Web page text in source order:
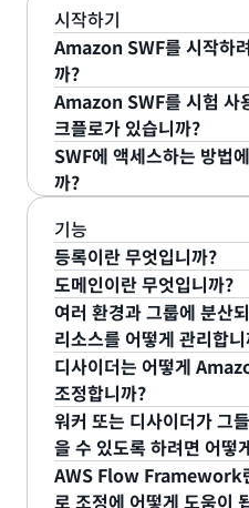
Framework를 사용하면
밍을 통해 애플리케이션
Amazon SWF는 프로그
애플리케이션의 리소스
이 가능하다는 장점이 있습
다.
여러 워커 간의 애플리케
다양한 프로그래밍 언어
작성할 수 있습니다. 이렇
하여 애플리케이션을 제어
니라, 각각을 독립적으로
트할 수 있으므로 유연성
에 배포하거나 기업 방화
도록 선택할 수 있습니다.
어 있으므로, 비즈니스 로
고 애플리케이션을 새로
게 업데이트할 수 있습니
변경함으로써 간단하게
너뛰거나, 다시 시도하고
을 만들 수 있습니다.
워커와 디사이더를 구현
계 실행 및 조정과 관련한
애플리케이션의 실행
실행 중인 단계 정보
합니다. 사용자는 실
이터베이스, 사용자
션 등을 사용할 필요가
애플리케이션 구성 요
며 관리합니다.
징 프로토콜을 사용자
나 중복을 걱정할 필요
애플리케이션에서 단
있습니다. 조정 로직
어 있을 필요가 없으
화될 수 있습니다.
레거시 시스템 및 타
다양한 프로그램과 구
통합할 수 있습니다.
케이션 구성 요소를
지 유연하게 결정할
시스템의 문제에 부딪히
작업은 한 번만 할당되고
발생해도 작업의 결과가
합니다. Amazon SWF를
된 애플리케이션 로직(예:
법)에 집중할 수 있습니다.
기존의 워크플로 제품 중
습득하고 비싼 데이터베
업 실행을 제어해야만 하
는 복잡한 애플리케이션
부족하므로 변경을 반영
니다. 이와 반대로, 클라
SWF는 일반 프로그래밍
발자가 어디에서든 작업
Amazon SWF는 분산 애
게 결합된 모델을 채택함
게 적용할 수 있습니다.
나 시스템의 방화벽 뒤에
Amazon SWF는 워커와
중개합니다. 이를 통해 디
계속해서 지켜보면서 새
수 있습니다. 이와 동시
저장하고 실행 가능 작업
행 상황을 모니터링합니
복 없이 한 번만 이루어지
Amazon SWF은 애플리
유지하고 있으므로 워커
추적할 필요가 없습니다.
립적으로 실행될 수 있으
니다. Amazon SWF를
발하는 단계에 대한 자세
부 정보 페이지의 기능 섹
여러 개의 워크플로를
행할 수 있습니다. 각 실
행이라고 합니다. 실행을
프로그래밍 구문으로 표
을 실행할 때, AWS
Amazon SWF를 호출하
고 있는 실행 기록을 사용
를 추적하며, 개발자가 작
에 호출합니다. AWS
Amazon SWF에 액세스
프레임워크를 제공함으
조화된 비동기 상호 작용
작성할 수 있습니다. 자세
Framework란 무엇입니
SQS)는 메시지가 애
비스 사이를 이동하는
안정적이고 확장성이
제공합니다. Amazon
리케이션 구성 요소
이들 구성 요소를 분
Amazon Simple
SWF)는 분산된 애플
게 작업을 조정할 수
다.
Amazon SQS와
음과 같습니다.
Amazon SWF API 동
Amazon SQS API 동
Amazon SWF는 애플
벤트를 추적합니다.
애플리케이션이 여러
배치성 프로세스 등에 사
가지 예입니다.
사용 사례 1: Amazon
하여 동영상 인코딩. 이
여러 개의 청크로 나누어
다. 이 청크의 업로드를
된 청크는 Amazon EC2
인코딩됩니다. 인코딩된
치에 저장됩니다. 이러한
딩되면, 인코딩된 청크를
파일을 만들고 그대로
나 이상의 청크에 인코딩
세스 도중에 장애가 발생
는 탐지되고 처리되어야
Amazon SWF에서는 전
워크플로로 구축하고 각
플로 실행으로 취급합니
예. Amazon의 개발자는
한 프로젝트에 사용하고
크플로를 실행합니다. 주요
Amazon.com과 AWS 웹
주요 비즈니스 프로세스,
API 구현, 운영 의사 결
사용자를 위한 콘텐츠(웹
서 등) 관리를 들 수 있습
시작하기
Amazon SWF를 시작하
까?
Amazon SWF에 로그인
정보 페이지로 이동한 후
니다. Amazon Web
정을 만들라는 메시지가
Management Console
Amazon SWF에서 간단
션을 실행하는 단계를 연
한 서비스 기능을 익힐 수
Framework 샘플을 다운
케이션에서 Amazon
Amazon SWF 설명서를
Amazon SWF를 시험 사
크플로가 있습니까?
예. Amazon SWF를 처음
Management Console
입니다. 이 연습에서는 도
디사이더 배포, 워크플로
고 있습니다. 이 연습에서
용 코드를 다운로드하여
수 있으며 이 코드를 수정
션을 만들 수도 있습니다.
Framework 샘플도 다운
플에서는 Amazon SWF
처리, Cron 작업 및 애플
한 사용 사례를 통해 소개
어 있으므로, Amazon
SWF에 액세스하는 방법
까?
다음의 여러 가지 방법으
니다.
Java, Ruby, .NET 및
Java용 AWS Flow
SDK에 포함)
Amazon SWF 웹 서비
AWS Management
기능
등록이란 무엇입니까?
등록은 일회성 단계로 워
대해 수행합니다. 프로그
SWF Management
습니다. 등록 시 각 활동
한 유형 ID를 지정합니다.
사용되는 기본 정보(예:
미터 등)를 지정합니다.
도메인이란 무엇입니까?
SWF에서는 애플리케이
테이너를 정의하는데 이
라고 합니다. 도메인은
수 있고 중첩될 수 없습니
정의 이름을 지정할 수 있
리소스, 예를 들어 워크플
각각 하나의 도메인에 속
여러 환경과 그룹에 분산
리소스를 어떻게 관리합
도메인을 사용하여 애플
관리가 편하고 리소스 간
할 수 있습니다. 예를 들
세 가지 환경에 대해 각각
도메인에 해당하는 리소
디사이더는 어떻게
조정합니까?
디사이더는 특수한 유형
커와 마찬가지로 디사이
있고 Amazon SWF에 작
워커 또는 디사이더가 그
을 수 있도록 하려면 어떻
작업 목록을 사용하여 작
AWS Flow Framework
로 조정에 어떻게 도움이